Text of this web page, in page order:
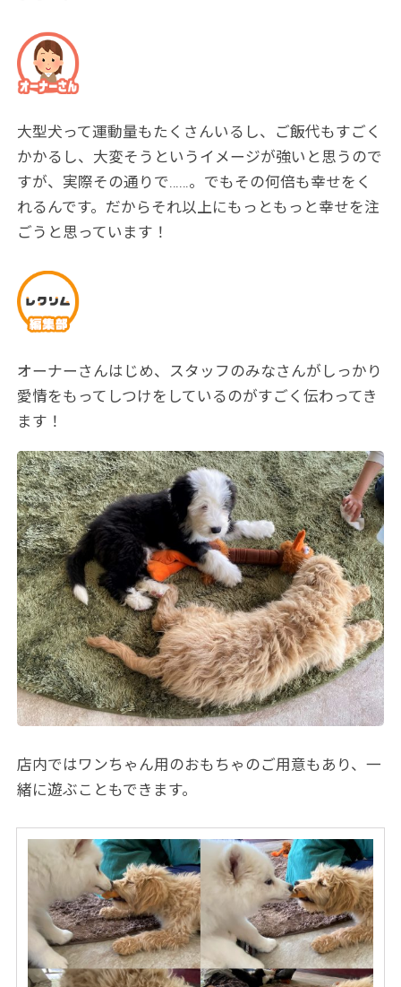
大型犬って運動量もたくさんいるし、ご飯代もすごく
かかるし、大変そうというイメージが強いと思うので
すが、実際その通りで……。でもその何倍も幸せをく
れるんです。だからそれ以上にもっともっと幸せを注
ごうと思っています！
オーナーさんはじめ、スタッフのみなさんがしっかり
愛情をもってしつけをしているのがすごく伝わってき
ます！
店内ではワンちゃん用のおもちゃのご用意もあり、一
緒に遊ぶこともできます。